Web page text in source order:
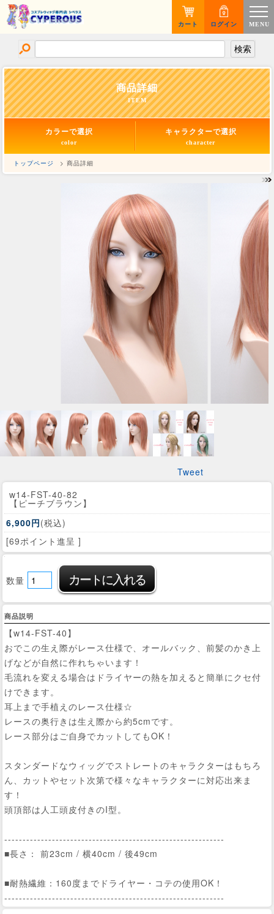
MENU
ログイン
カート
商品詳細
ITEM
カラーで選択
color
キャラクターで選択
character
トップページ > 商品詳細
Tweet
w14-FST-40-82
【ピーチブラウン】
6,900円(税込)
[69ポイント進呈 ]
数量
商品説明
【w14-FST-40】
おでこの生え際がレース仕様で、オールバック、前髪のかき上
げなどが自然に作れちゃいます！
毛流れを変える場合はドライヤーの熱を加えると簡単にクセ付
けできます。
耳上まで手植えのレース仕様☆
レースの奥行きは生え際から約5cmです。
レース部分はご自身でカットしてもOK！
スタンダードなウィッグでストレートのキャラクターはもちろ
ん、カットやセット次第で様々なキャラクターに対応出来ま
す！
頭頂部は人工頭皮付きのI型。
------------------------------------------------------------
■長さ： 前23cm / 横40cm / 後49cm
■耐熱繊維：160度までドライヤー・コテの使用OK！
------------------------------------------------------------